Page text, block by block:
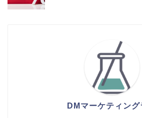
DMマーケティング